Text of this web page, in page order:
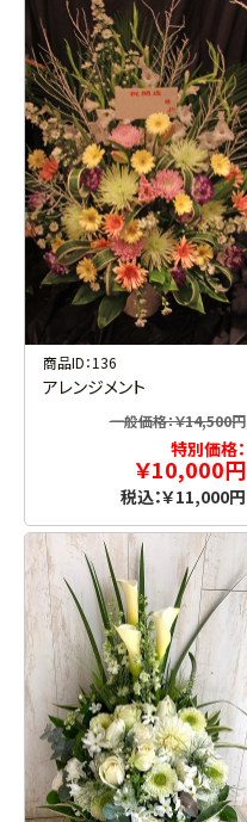
商品ID：136
アレンジメント
一般価格：￥14,500円
特別価格：
￥10,000円
税込：￥11,000円